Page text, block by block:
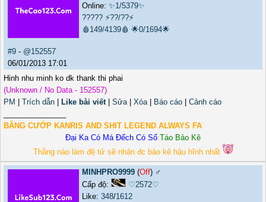
Online: ✨1/5379✨
????? ⚡??/??⚡
🩸149/4139🩸 🌟0/1694🌟
#9 - @152557
06/01/2013 17:01
Hinh nhu minh ko dk thank thi phai
(Unknown / No Data - 152557)
PM
Trích dẫn Like bài viết| Sửa| Xóa| Báo cáo
Cảnh cáo
BĂNG CƯỚP KANRIS AND SHIT LEGEND ALWAYS FA
Đại Ka Có Má Đếch Có Số:Táo Bảo Kê
Thằng nào làm đệ tử sẽ nhận đc bảo kê hậu hĩnh nhất
MINHPRO9999 (Off) ♂️
Cấp độ:
♡2572♡
Like: 348/1612